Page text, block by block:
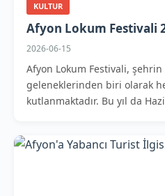
KULTUR
Afyon Lokum Festivali
2026-06-15
Afyon Lokum Festivali,
geleneklerinden biri olarak
kutlanmaktadır. Bu yıl da